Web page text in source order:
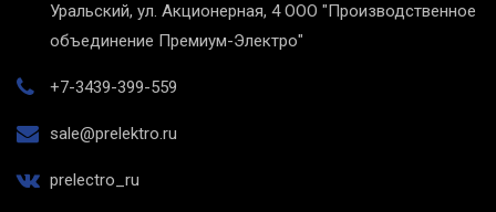
Уральский, ул. Акционерная, 4 ООО "Производственное
объединение Премиум-Электро"
+7-3439-399-559
sale@prelektro.ru
prelectro_ru